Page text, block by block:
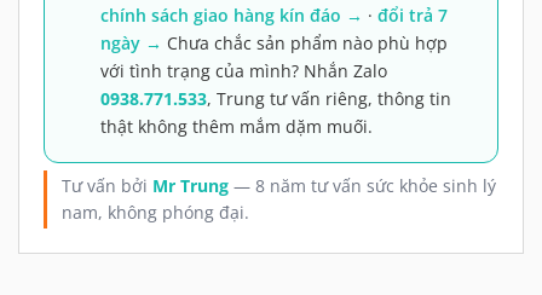
chính sách giao hàng kín đáo → · đổi trả 7
ngày → Chưa chắc sản phẩm nào phù hợp
với tình trạng của mình? Nhắn Zalo
0938.771.533, Trung tư vấn riêng, thông tin
thật không thêm mắm dặm muối.
Tư vấn bởi Mr Trung — 8 năm tư vấn sức khỏe sinh lý
nam, không phóng đại.